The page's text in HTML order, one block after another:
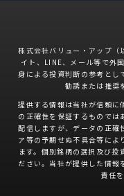
株式会社バリュー・アップ（
イト、LINE、メール等で外
身による投資判断の参考とし
勧誘または推奨
提供する情報は当社が信頼に
の正確性を保証するものでは
配信しますが、データの正確
ア等の予期せぬ不具合等によ
ます。個別銘柄の選択及び投
ださい。当社が提供した情報
責任